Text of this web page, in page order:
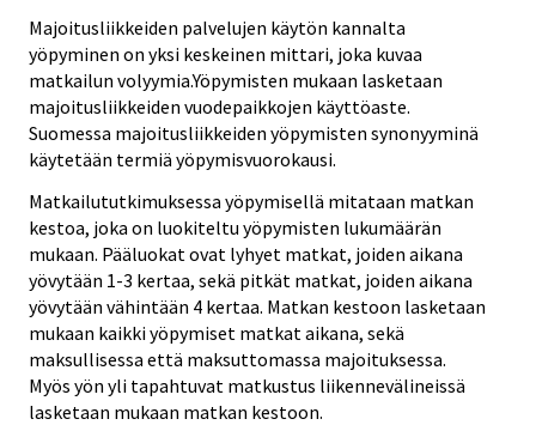
Majoitusliikkeiden palvelujen käytön kannalta
yöpyminen on yksi keskeinen mittari, joka kuvaa
matkailun volyymia.Yöpymisten mukaan lasketaan
majoitusliikkeiden vuodepaikkojen käyttöaste.
Suomessa majoitusliikkeiden yöpymisten synonyyminä
käytetään termiä yöpymisvuorokausi.
Matkailututkimuksessa yöpymisellä mitataan matkan
kestoa, joka on luokiteltu yöpymisten lukumäärän
mukaan. Pääluokat ovat lyhyet matkat, joiden aikana
yövytään 1-3 kertaa, sekä pitkät matkat, joiden aikana
yövytään vähintään 4 kertaa. Matkan kestoon lasketaan
mukaan kaikki yöpymiset matkat aikana, sekä
maksullisessa että maksuttomassa majoituksessa.
Myös yön yli tapahtuvat matkustus liikennevälineissä
lasketaan mukaan matkan kestoon.